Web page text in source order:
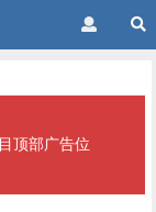
顶部广告位